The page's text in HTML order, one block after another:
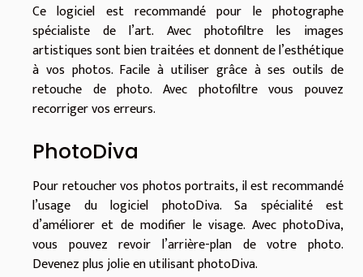
Ce logiciel est recommandé pour le photographe
spécialiste de l’art. Avec photofiltre les images
artistiques sont bien traitées et donnent de l’esthétique
à vos photos. Facile à utiliser grâce à ses outils de
retouche de photo. Avec photofiltre vous pouvez
recorriger vos erreurs.
PhotoDiva
Pour retoucher vos photos portraits, il est recommandé
l’usage du logiciel photoDiva. Sa spécialité est
d’améliorer et de modifier le visage. Avec photoDiva,
vous pouvez revoir l’arrière-plan de votre photo.
Devenez plus jolie en utilisant photoDiva.